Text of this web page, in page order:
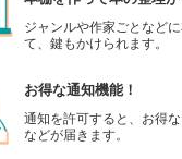
ジャンルや作家ごとなど
て、鍵もかけられます。
お得な通知機能！
通知を許可すると、お得
などが届きます。